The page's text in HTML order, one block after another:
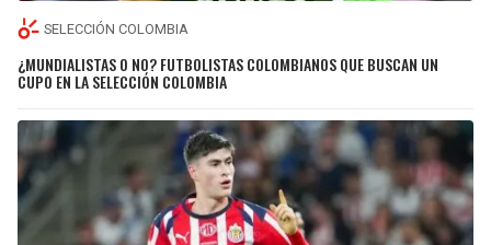
SELECCIÓN COLOMBIA
¿MUNDIALISTAS O NO? FUTBOLISTAS COLOMBIANOS QUE BUSCAN UN
CUPO EN LA SELECCIÓN COLOMBIA